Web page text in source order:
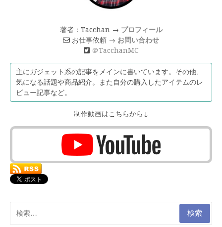
著者：Tacchan → プロフィール
お仕事依頼 → お問い合わせ
＠TacchanMC
主にガジェット系の記事をメインに書いています。その他、
気になる話題や商品紹介。また自分の購入したアイテムのレ
ビュー記事など。
制作動画はこちらから↓
索: